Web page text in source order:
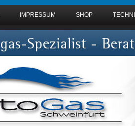
IMPRESSUM SHOP